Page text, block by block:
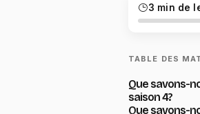
3 min de
TABLE DES
Que savons-
saison 4?
Que savons-